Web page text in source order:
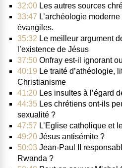
32:00 Les autres sources
33:47 L’archéologie
évangiles.
35:32 Le meilleur argument
l’existence de Jésus
37:50 Onfray est-il ignorant
40:19 Le traité d’athéologie,
Christianisme
41:20 Les insultes à l’égard
44:35 Les chrétiens ont-ils
sexualité ?
47:57 L’Eglise catholique et
49:20 Jésus antisémite ?
50:03 Jean-Paul II
Rwanda ?